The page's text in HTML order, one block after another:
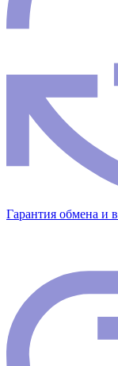
Гарантия обмена и